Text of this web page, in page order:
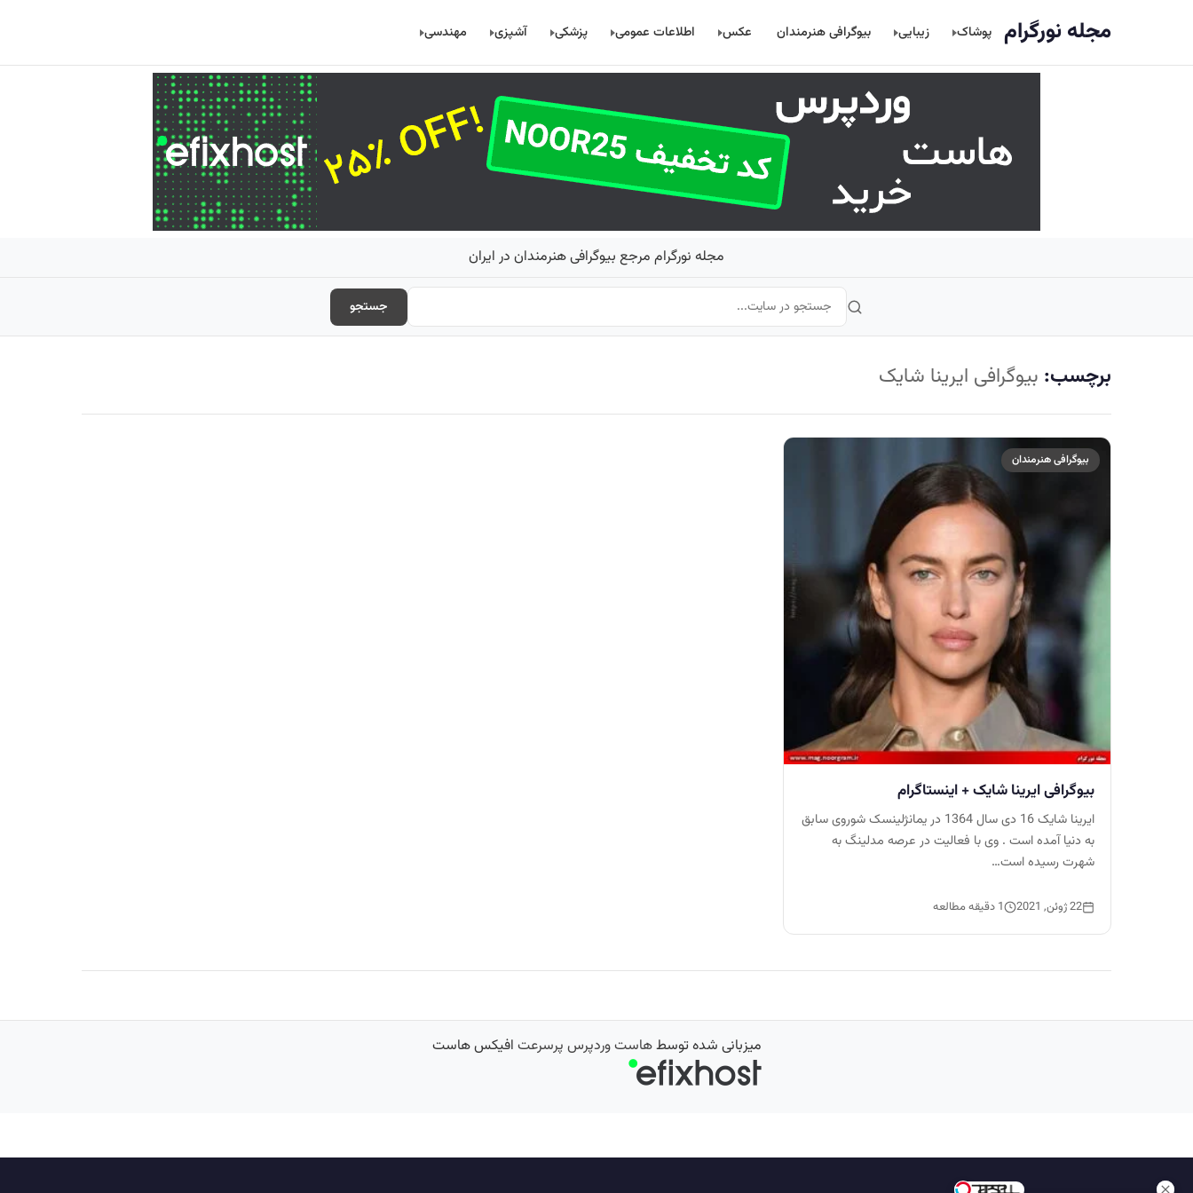
مجله نورگرام پوشاک زیبایی بیوگرافی هنرمندان عکس اطلاعات عمومی پزشکی آشپزی مهندسی
مجله نورگرام مرجع بیوگرافی هنرمندان در ایران
جستجو
برچسب: بیوگرافی ایرینا شایک
بیوگرافی هنرمندان
بیوگرافی ایرینا شایک + اینستاگرام
ایرینا شایک 16 دی سال 1364 در یمانژلینسک شوروی سابق
به دنیا آمده است . وی با فعالیت در عرصه مدلینگ به
شهرت رسیده است…
22 ژوئن, 2021 1 دقیقه مطالعه
میزبانی شده توسطهاست وردپرس پرسرعت افیکس هاست